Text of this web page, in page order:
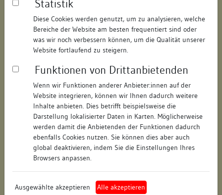
Statistik
Diese Cookies werden genutzt, um zu analysieren, welche
Bereiche der Website am besten frequentiert sind oder
was wir noch verbessern können, um die Qualität unserer
Website fortlaufend zu steigern.
Funktionen von Drittanbietenden
Wenn wir Funktionen anderer Anbieter:innen auf der
Website integrieren, können wir Ihnen dadurch weitere
Inhalte anbieten. Dies betrifft beispielsweise die
Darstellung lokalisierter Daten in Karten. Möglicherweise
werden damit die Anbietenden der Funktionen dadurch
ebenfalls Cookies nutzen. Sie können dies aber auch
global deaktivieren, indem Sie die Einstellungen Ihres
Browsers anpassen.
Ausgewählte akzeptieren Alle akzeptieren
Objektdaten
Straße: Rheingasse
Hausnummer: 3
Postleitzahl: 78462
Stadt-Teilort: Konstanz
Regierungsbezirk: Freiburg
Konstanz (Landkreis)
Wohnplatzschlüssel: 8335043012
Flurstücknummer: 24
Historischer Straßenname: keiner